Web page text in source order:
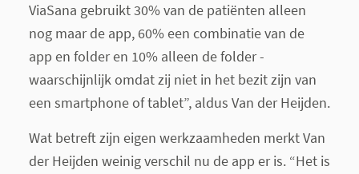
ViaSana gebruikt 30% van de patiënten alleen
nog maar de app, 60% een combinatie van de
app en folder en 10% alleen de folder -
waarschijnlijk omdat zij niet in het bezit zijn van
een smartphone of tablet”, aldus Van der Heijden.
Wat betreft zijn eigen werkzaamheden merkt Van
der Heijden weinig verschil nu de app er is. “Het is